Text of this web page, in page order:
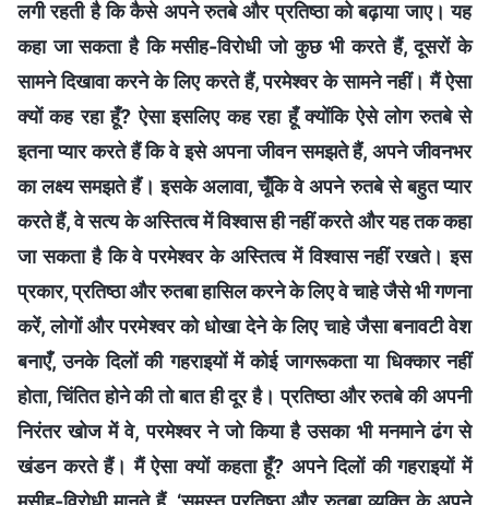
लगी रहती है कि कैसे अपने रुतबे और प्रतिष्ठा को बढ़ाया जाए। यह
कहा जा सकता है कि मसीह-विरोधी जो कुछ भी करते हैं, दूसरों के
सामने दिखावा करने के लिए करते हैं, परमेश्वर के सामने नहीं। मैं ऐसा
क्यों कह रहा हूँ? ऐसा इसलिए कह रहा हूँ क्योंकि ऐसे लोग रुतबे से
इतना प्यार करते हैं कि वे इसे अपना जीवन समझते हैं, अपने जीवनभर
का लक्ष्य समझते हैं। इसके अलावा, चूँकि वे अपने रुतबे से बहुत प्यार
करते हैं, वे सत्य के अस्तित्व में विश्वास ही नहीं करते और यह तक कहा
जा सकता है कि वे परमेश्वर के अस्तित्व में विश्वास नहीं रखते। इस
प्रकार, प्रतिष्ठा और रुतबा हासिल करने के लिए वे चाहे जैसे भी गणना
करें, लोगों और परमेश्वर को धोखा देने के लिए चाहे जैसा बनावटी वेश
बनाएँ, उनके दिलों की गहराइयों में कोई जागरूकता या धिक्कार नहीं
होता, चिंतित होने की तो बात ही दूर है। प्रतिष्ठा और रुतबे की अपनी
निरंतर खोज में वे, परमेश्वर ने जो किया है उसका भी मनमाने ढंग से
खंडन करते हैं। मैं ऐसा क्यों कहता हूँ? अपने दिलों की गहराइयों में